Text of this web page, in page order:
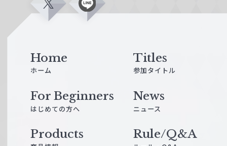
X L
Home
ホーム
Titles
参加タイトル
For Beginners
はじめての方へ
News
ニュース
Products Rule/Q&A